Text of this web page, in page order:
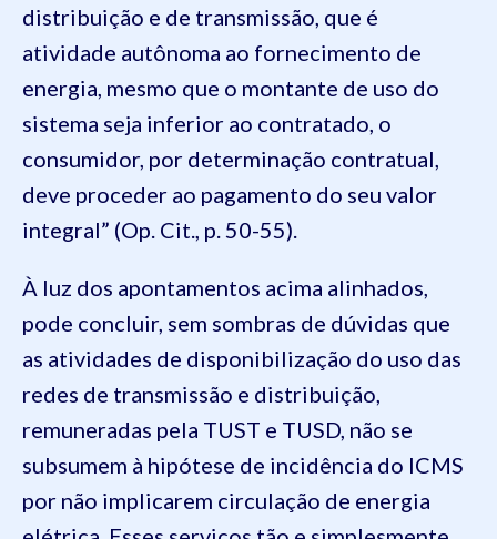
distribuição e de transmissão, que é
atividade autônoma ao fornecimento de
energia, mesmo que o montante de uso do
sistema seja inferior ao contratado, o
consumidor, por determinação contratual,
deve proceder ao pagamento do seu valor
integral” (Op. Cit., p. 50-55).
À luz dos apontamentos acima alinhados,
pode concluir, sem sombras de dúvidas que
as atividades de disponibilização do uso das
redes de transmissão e distribuição,
remuneradas pela TUST e TUSD, não se
subsumem à hipótese de incidência do ICMS
por não implicarem circulação de energia